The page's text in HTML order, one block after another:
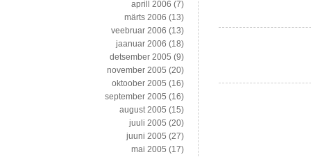
ja
aprill 2006 (7)
märts 2006 (13)
veebruar 2006 (13)
jaanuar 2006 (18)
detsember 2005 (9)
november 2005 (20)
oktoober 2005 (16)
september 2005 (16)
august 2005 (15)
juuli 2005 (20)
juuni 2005 (27)
mai 2005 (17)